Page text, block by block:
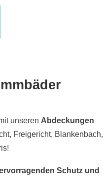
unseren Abdeckungen
Freigericht, Blankenbach,
Schutz und